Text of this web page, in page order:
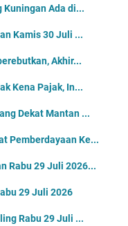
Ada di...
Kamis 30 Juli ...
Akhir...
Kena Pajak, In...
Dekat Mantan ...
Pemberdayaan Ke...
Rabu 29 Juli 2026...
29 Juli 2026
Rabu 29 Juli ...